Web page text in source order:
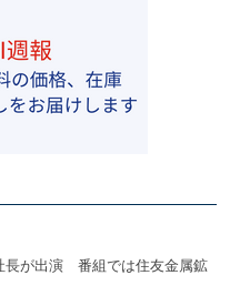
長が出演 番組では住友金属鉱